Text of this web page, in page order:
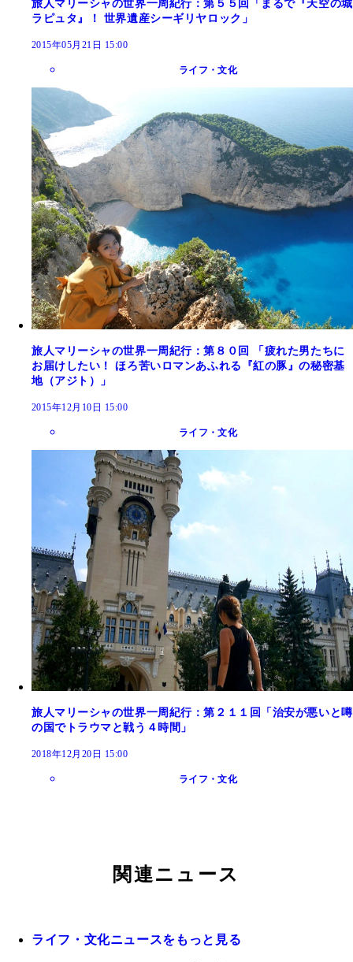
旅人マリーシャの世界一周紀行：第５５回「まるで『天空の城
ラピュタ』！ 世界遺産シーギリヤロック」
2015年05月21日 15:00
ライフ・文化
旅人マリーシャの世界一周紀行：第８０回 「疲れた男たちに
お届けしたい！ ほろ苦いロマンあふれる『紅の豚』の秘密基
地（アジト）」
2015年12月10日 15:00
ライフ・文化
旅人マリーシャの世界一周紀行：第２１１回「治安が悪いと噂
の国でトラウマと戦う４時間」
2018年12月20日 15:00
ライフ・文化
関連ニュース
ライフ・文化ニュースをもっと見る